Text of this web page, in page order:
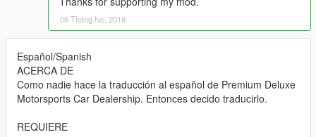
06 Tháng hai, 2018
Español/Spanish
ACERCA DE
Como nadie hace la traducción al español de Premium Deluxe
Motorsports Car Dealership. Entonces decido traducirlo.
REQUIERE